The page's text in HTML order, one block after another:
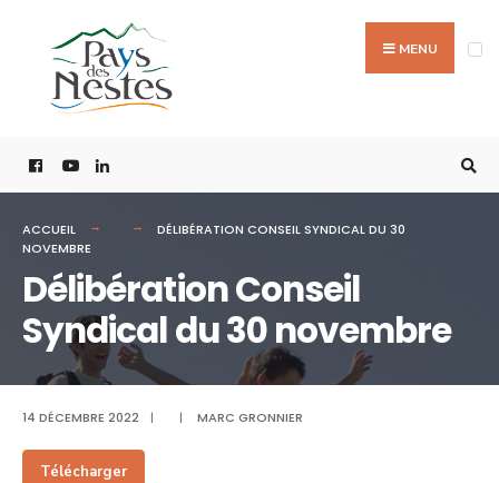
MENU
ACCUEIL
DÉLIBÉRATION CONSEIL SYNDICAL DU 30
NOVEMBRE
Délibération Conseil
Syndical du 30 novembre
14 DÉCEMBRE 2022 | | MARC GRONNIER
Télécharger